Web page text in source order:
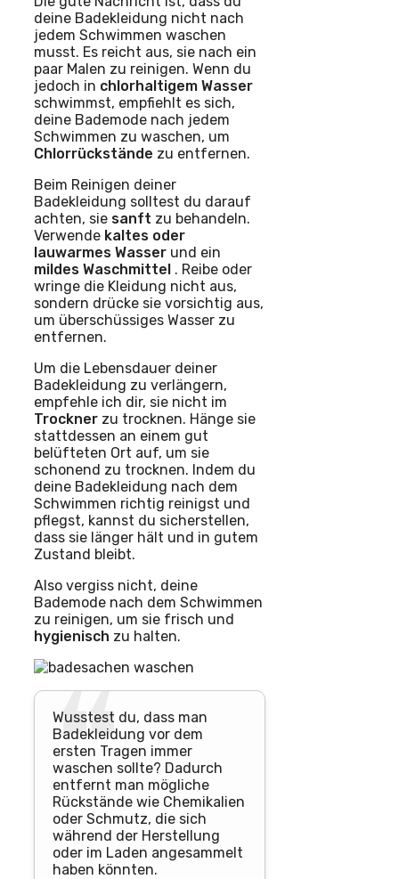
deine Badekleidung nicht nach
jedem Schwimmen waschen
musst. Es reicht aus, sie nach ein
paar Malen zu reinigen. Wenn du
jedoch in chlorhaltigem Wasser
schwimmst, empfiehlt es sich,
deine Bademode nach jedem
Schwimmen zu waschen, um
Chlorrückstände zu entfernen.
Beim Reinigen deiner
Badekleidung solltest du darauf
achten, sie sanft zu behandeln.
Verwende kaltes oder
lauwarmes Wasser und ein
mildes Waschmittel . Reibe oder
wringe die Kleidung nicht aus,
sondern drücke sie vorsichtig aus,
um überschüssiges Wasser zu
entfernen.
Um die Lebensdauer deiner
Badekleidung zu verlängern,
empfehle ich dir, sie nicht im
Trockner zu trocknen. Hänge sie
stattdessen an einem gut
belüfteten Ort auf, um sie
schonend zu trocknen. Indem du
deine Badekleidung nach dem
Schwimmen richtig reinigst und
pflegst, kannst du sicherstellen,
dass sie länger hält und in gutem
Zustand bleibt.
Also vergiss nicht, deine
Bademode nach dem Schwimmen
zu reinigen, um sie frisch und
hygienisch zu halten.
Wusstest du, dass man
Badekleidung vor dem
ersten Tragen immer
waschen sollte? Dadurch
entfernt man mögliche
Rückstände wie Chemikalien
oder Schmutz, die sich
während der Herstellung
oder im Laden angesammelt
haben könnten.